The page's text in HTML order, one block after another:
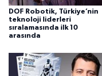
DOF Robotik, Türkiye’nin
teknoloji liderleri
sıralamasında ilk 10
arasında